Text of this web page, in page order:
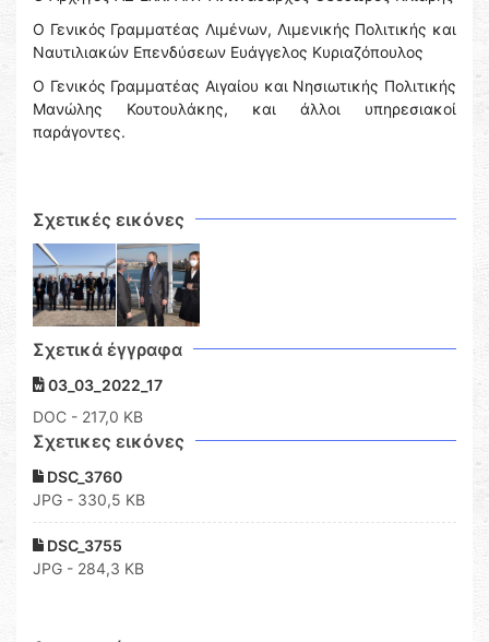
Ο Γενικός Γραμματέας Λιμένων, Λιμενικής Πολιτικής και
Ναυτιλιακών Επενδύσεων Ευάγγελος Κυριαζόπουλος
Ο Γενικός Γραμματέας Αιγαίου και Νησιωτικής Πολιτικής
Μανώλης Κουτουλάκης, και άλλοι υπηρεσιακοί
παράγοντες.
Σχετικές εικόνες
Σχετικά έγγραφα
03_03_2022_17
DOC - 217,0 KB
Σχετικες εικόνες
DSC_3760
JPG - 330,5 KB
DSC_3755
JPG - 284,3 KB